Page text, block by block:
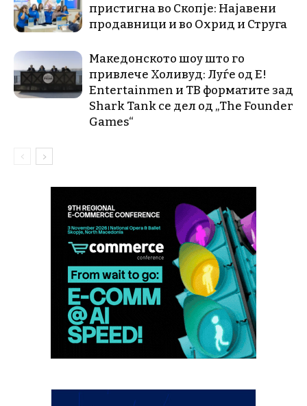
пристигна во Скопје: Најавени
продавници и во Охрид и Струга
Македонското шоу што го
привлече Холивуд: Луѓе од E!
Entertainmen и ТВ форматите зад
Shark Tank се дел од „The Founder
Games“